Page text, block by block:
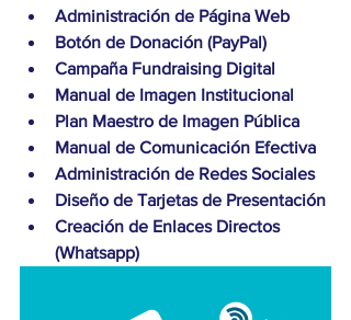
Administración de Página Web
Botón de Donación (PayPal)
Campaña Fundraising Digital
Manual de Imagen Institucional
Plan Maestro de Imagen Pública
Manual de Comunicación Efectiva
Administración de Redes Sociales
Diseño de Tarjetas de Presentación
Creación de Enlaces Directos
(Whatsapp)